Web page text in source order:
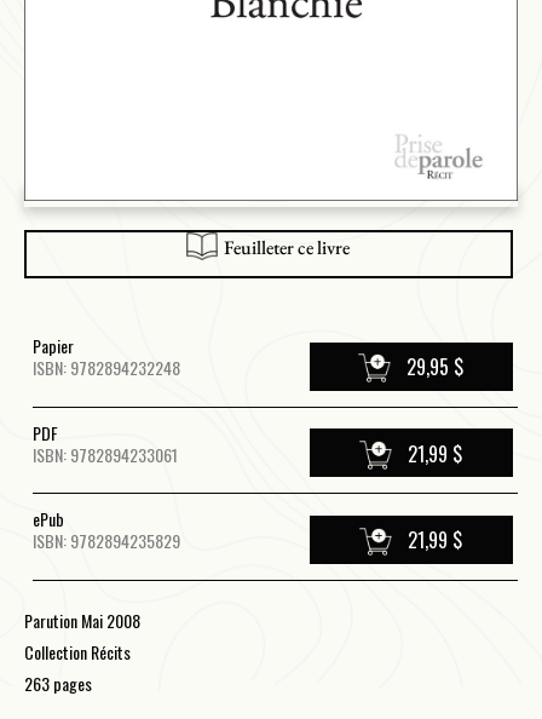
Feuilleter ce livre
Papier
ISBN: 9782894232248
29,95 $
PDF
ISBN: 9782894233061
21,99 $
ePub
ISBN: 9782894235829
21,99 $
Parution Mai 2008
Collection Récits
263 pages